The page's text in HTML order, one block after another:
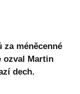
za méněcenné
ozval Martin
dech.